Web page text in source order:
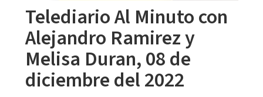
Telediario Al Minuto con
Alejandro Ramirez y
Melisa Duran, 08 de
diciembre del 2022